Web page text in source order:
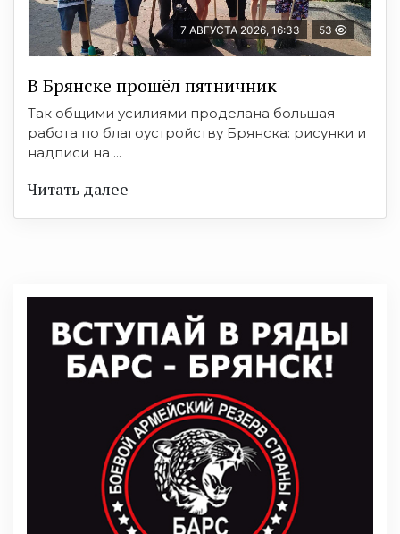
7 АВГУСТА 2026, 16:33 53
В Брянске прошёл пятничник
Так общими усилиями проделана большая
работа по благоустройству Брянска: рисунки и
надписи на ...
Читать далее